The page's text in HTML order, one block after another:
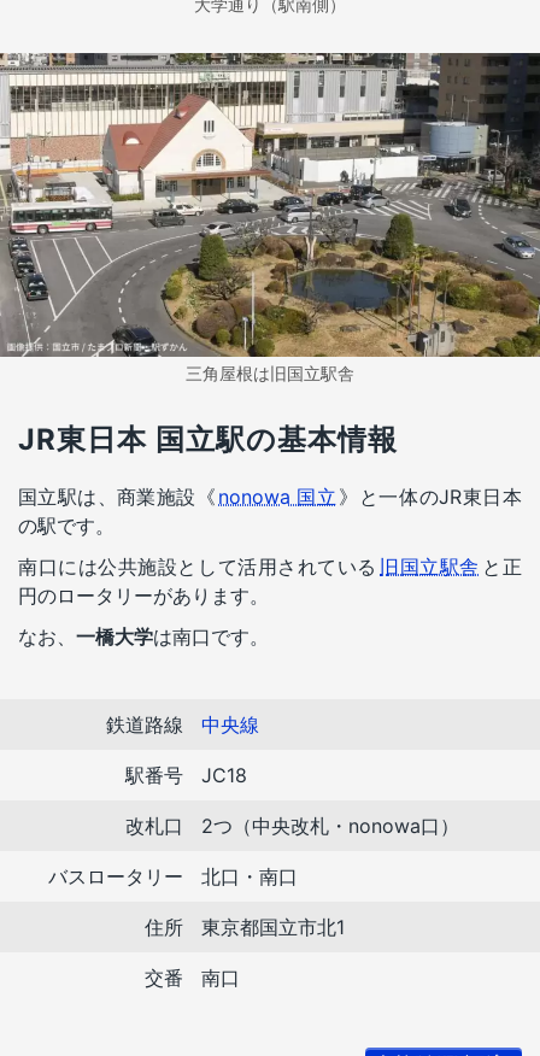
大学通り（駅南側）
三角屋根は旧国立駅舎
JR東日本 国立駅の基本情報
国立駅は、商業施設《 nonowa 国立 》と一体のJR東日本
の駅です。
南口には公共施設として活用されている 旧国立駅舎 と正
円のロータリーがあります。
なお、 一橋大学は南口です。
鉄道路線 中央線
駅番号 JC18
改札口 2つ（中央改札・nonowa口）
バスロータリー 北口・南口
住所 東京都国立市北1
交番 南口